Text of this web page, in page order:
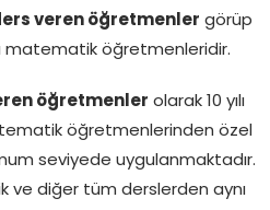
veren öğretmenler görüp
matematik öğretmenleridir.
öğretmenler olarak 10 yılı
öğretmenlerinden özel
seviyede uygulanmaktadır.
ve diğer tüm derslerden aynı